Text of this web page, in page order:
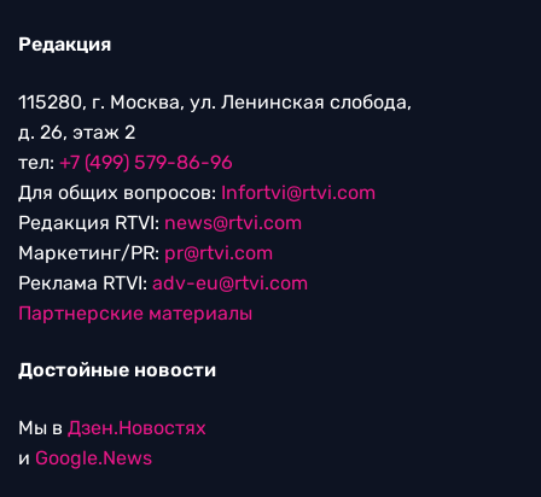
Редакция
115280, г. Москва, ул. Ленинская слобода,
д. 26, этаж 2
тел: +7 (499) 579-86-96
Для общих вопросов: Infortvi@rtvi.com
Редакция RTVI: news@rtvi.com
Маркетинг/PR: pr@rtvi.com
Реклама RTVI: adv-eu@rtvi.com
Партнерские материалы
Достойные новости
Мы в Дзен.Новостях
и Google.News